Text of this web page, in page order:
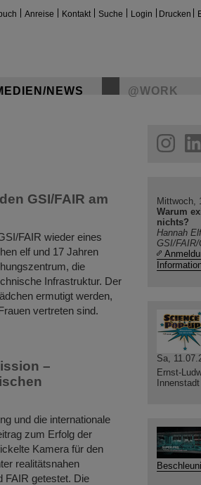
Anreise Kontakt Suche Login Drucken
NEWS @WORK
GSI/FAIR am
FAIR wieder eines
elf und 17 Jahren
die
Infrastruktur. Der
ermutigt werden,
vertreten sind.
–
und die internationale
zum Erfolg der
Kamera für den
realitätsnahen
FAIR getestet. Die
helmholtz.social
facebook
Mittwoch,
Warum
nichts?
Hannah
GSI/FAIR/
Sa,
Ernst-